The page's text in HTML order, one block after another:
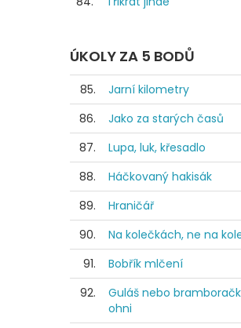
ÚKOLY ZA 5 BODŮ
85.
Jarní kilometry
86.
Jako za starých časů
87.
Lupa, luk, křesadlo
88.
Háčkovaný hakisák
89.
Hraničář
90.
Na kolečkách, ne na
91.
Bobřík mlčení
92.
Guláš nebo
ohni